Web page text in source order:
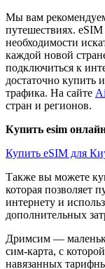
Мы вам
путешествиях.
необходимости
каждой новой
подключиться к
достаточно купить
трафика. На сайте
стран и регионов.
Купить esim
Купить eSIM для
Также вы можете
которая позволяет
интернету и
дополнительных
Дримсим —
сим-карта, с
навязанных